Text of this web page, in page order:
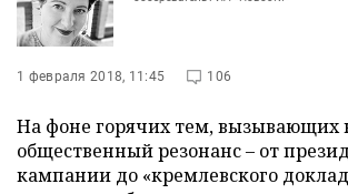
1 февраля 2018, 11:45 106
На фоне горячих тем,
общественный резонанс – от
кампании до «кремлевского